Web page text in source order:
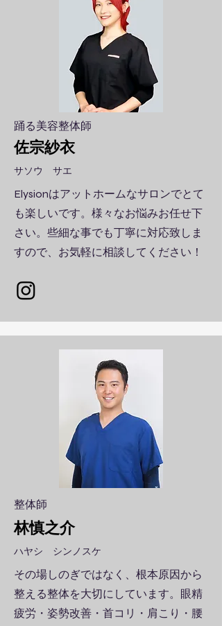
​踊る美容整体師
佐宗紗衣
​サソウ サエ
Elysionはアットホームなサロンでとて
も楽しいです。様々なお悩みお任せ下
さい。些細な事でも丁寧に対応致しま
すので、お気軽に相談してください！
整体師
​林慎之介
​ハヤシ シンノスケ
その場しのぎではなく、根本原因から
整える整体を大切にしています。眼精
疲労・姿勢改善・首コリ・肩こり・腰